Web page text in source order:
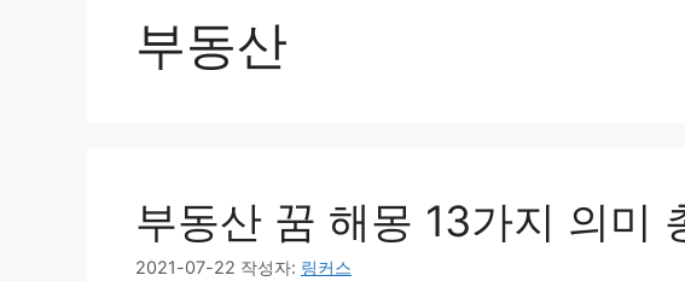
부동산
부동산 꿈 해몽 13가지 의미
2021-07-22 작성자: 링커스